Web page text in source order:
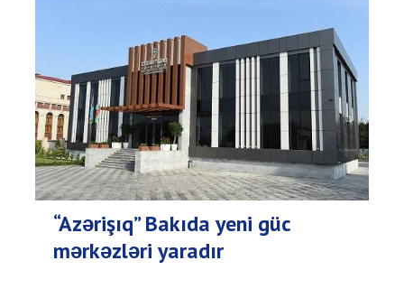
“Azərişıq” Bakıda yeni güc
mərkəzləri yaradır